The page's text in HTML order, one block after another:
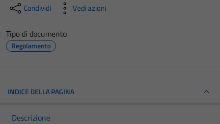
Condividi Vedi azioni
Tipo di documento
Regolamento
INDICE DELLA PAGINA
Descrizione